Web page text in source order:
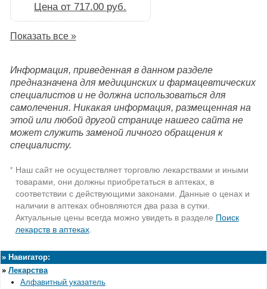
Цена от 717.00 руб.
Показать все »
Информация, приведенная в данном разделе
предназначена для медицинских и фармацевтических
специалистов и не должна использоваться для
самолечения. Никакая информация, размещенная на
этой или любой другой странице нашего сайта не
может служить заменой личного обращения к
специалисту.
* Наш сайт не осуществляет торговлю лекарствами и иными
товарами, они должны приобретаться в аптеках, в
соответствии с действующими законами. Данные о ценах и
наличии в аптеках обновляются два раза в сутки.
Актуальные цены всегда можно увидеть в разделе Поиск
лекарств в аптеках.
» Навигатор:
» Лекарства
Алфавитный указатель